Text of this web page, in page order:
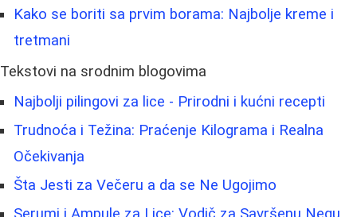
Kako se boriti sa prvim borama: Najbolje kreme i
tretmani
Tekstovi na srodnim blogovima
Najbolji pilingovi za lice - Prirodni i kućni recepti
Trudnoća i Težina: Praćenje Kilograma i Realna
Očekivanja
Šta Jesti za Večeru a da se Ne Ugojimo